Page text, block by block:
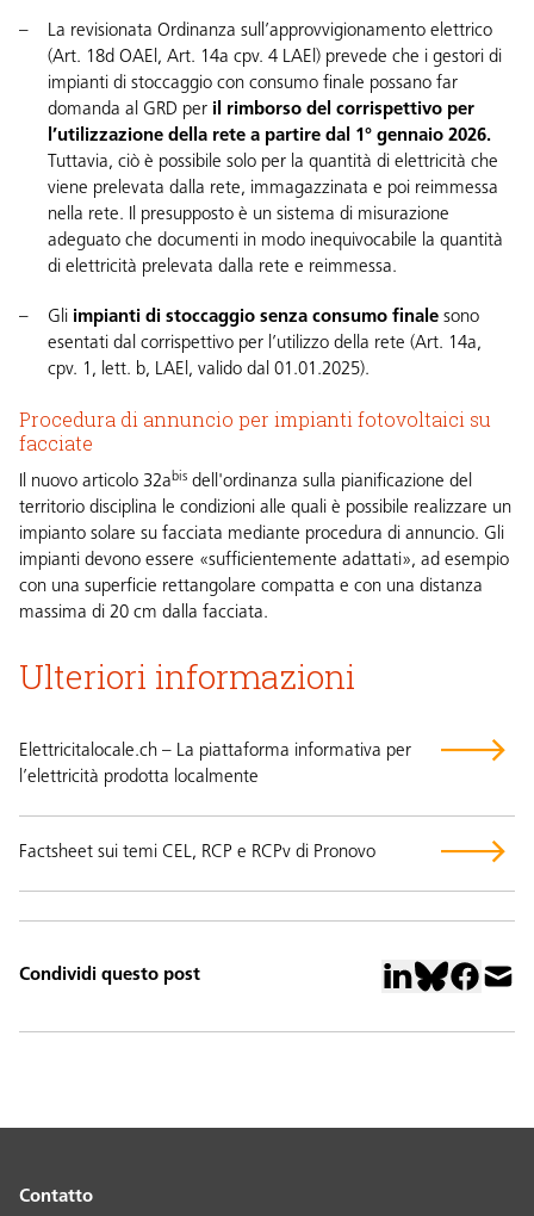
La revisionata Ordinanza sull’approvvigionamento elettrico
(Art. 18d OAEl, Art. 14a cpv. 4 LAEl) prevede che i gestori di
impianti di stoccaggio con consumo finale possano far
domanda al GRD per il rimborso del corrispettivo per
l’utilizzazione della rete a partire dal 1° gennaio 2026.
Tuttavia, ciò è possibile solo per la quantità di elettricità che
viene prelevata dalla rete, immagazzinata e poi reimmessa
nella rete. Il presupposto è un sistema di misurazione
adeguato che documenti in modo inequivocabile la quantità
di elettricità prelevata dalla rete e reimmessa.
Gli impianti di stoccaggio senza consumo finale sono
esentati dal corrispettivo per l’utilizzo della rete (Art. 14a,
cpv. 1, lett. b, LAEl, valido dal 01.01.2025).
Procedura di annuncio per impianti fotovoltaici su
facciate
Il nuovo articolo 32abis dell'ordinanza sulla pianificazione del
territorio disciplina le condizioni alle quali è possibile realizzare un
impianto solare su facciata mediante procedura di annuncio. Gli
impianti devono essere «sufficientemente adattati», ad esempio
con una superficie rettangolare compatta e con una distanza
massima di 20 cm dalla facciata.
Ulteriori informazioni
Elettricitalocale.ch – La piattaforma informativa per
l’elettricità prodotta localmente
Factsheet sui temi CEL, RCP e RCPv di Pronovo
Condividi questo post
Contatto